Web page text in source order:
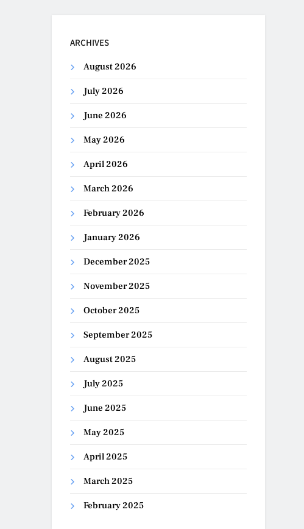
ARCHIVES
August 2026
July 2026
June 2026
May 2026
April 2026
March 2026
February 2026
January 2026
December 2025
November 2025
October 2025
September 2025
August 2025
July 2025
June 2025
May 2025
April 2025
March 2025
February 2025